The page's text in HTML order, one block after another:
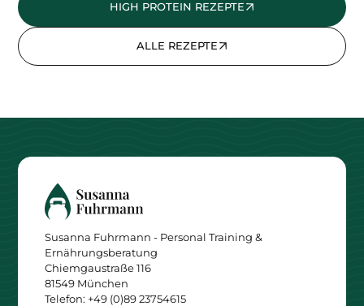
HIGH PROTEIN REZEPTE
ALLE REZEPTE
Susanna Fuhrmann - Personal Training &
Ernährungsberatung
Chiemgaustraße 116
81549 München
Telefon: +49 (0)89 23754615